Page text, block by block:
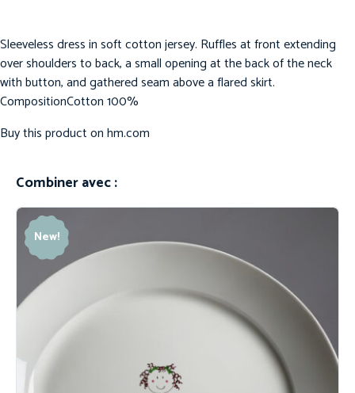
Sleeveless dress in soft cotton jersey. Ruffles at front extending
over shoulders to back, a small opening at the back of the neck
with button, and gathered seam above a flared skirt.
CompositionCotton 100%
Buy this product onhm.com
Combiner avec :
New!